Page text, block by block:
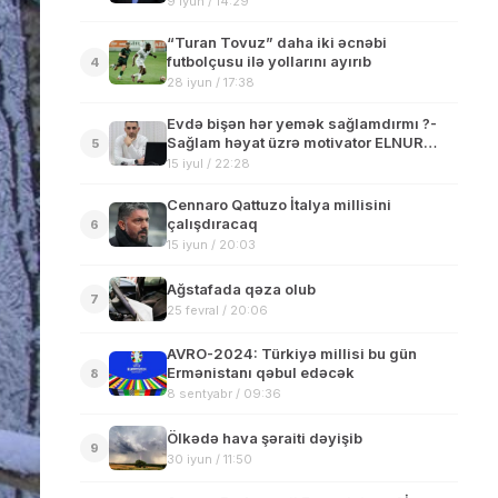
4
“Turan Tovuz” daha iki əcnəbi
futbolçusu ilə yollarını ayırıb
28 iyun / 17:38
5
Evdə bişən hər yemək sağlamdırmı ?-
Sağlam həyat üzrə motivator ELNUR
NEMƏTOVun yazısı
15 iyul / 22:28
6
Cennaro Qattuzo İtalya millisini
çalışdıracaq
15 iyun / 20:03
7
Ağstafada qəza olub
25 fevral / 20:06
8
AVRO-2024: Türkiyə millisi bu gün
Ermənistanı qəbul edəcək
8 sentyabr / 09:36
9
Ölkədə hava şəraiti dəyişib
30 iyun / 11:50